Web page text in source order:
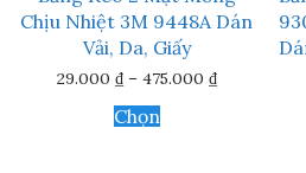
Chịu Nhiệt 3M 9448A Dán
Vải, Da, Giấy
29.000 ₫ – 475.000 ₫Khoảng
ChọnSản
phẩm